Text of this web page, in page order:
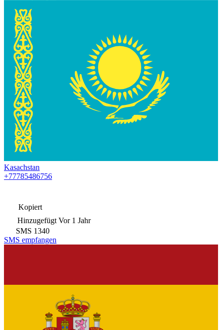
Kasachstan
+77785486756
Kopiert
Hinzugefügt Vor 1 Jahr
SMS 1340
SMS empfangen